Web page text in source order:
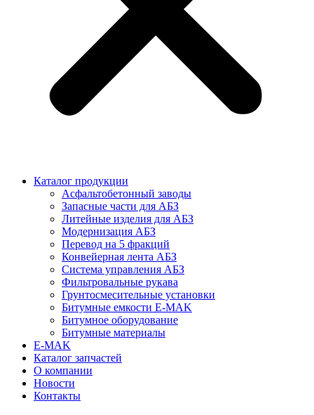
Каталог продукции
Асфальтобетонный заводы
Запасные части для АБЗ
Литейные изделия для АБЗ
Модернизация АБЗ
Перевод на 5 фракций
Конвейерная лента АБЗ
Система управления АБЗ
Фильтровальные рукава
Грунтосмесительные установки
Битумные емкости E-MAK
Битумное оборудование
Битумные материалы
E-MAK
Каталог запчастей
О компании
Новости
Контакты